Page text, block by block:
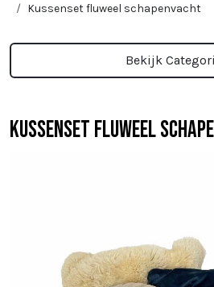
Kussenset fluweel schapenvacht
Bekijk
Kussenset fluweel